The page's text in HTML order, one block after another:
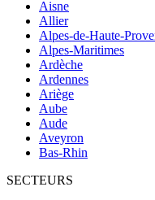
Aisne
Allier
Alpes-de-Haute-
Alpes-Maritimes
Ardèche
Ardennes
Ariège
Aube
Aude
Aveyron
Bas-Rhin
SECTEURS